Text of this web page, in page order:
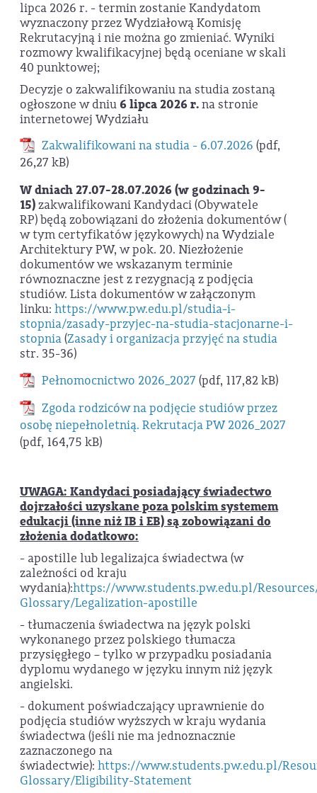
lipca 2026 r. - termin zostanie Kandydatom
wyznaczony przez Wydziałową Komisję
Rekrutacyjną i nie można go zmieniać. Wyniki
rozmowy kwalifikacyjnej będą oceniane w skali
40 punktowej;
Decyzje o zakwalifikowaniu na studia zostaną
ogłoszone w dniu6 lipca 2026 r.na stronie
internetowej Wydziału
Zakwalifikowani na studia - 6.07.2026 (pdf,
26,27 kB)
W dniach 27.07-28.07.2026 (w godzinach 9-
15)zakwalifikowani Kandydaci (Obywatele
RP) będą zobowiązani do złożenia dokumentów (
w tym certyfikatów językowych) na Wydziale
Architektury PW, w pok. 20. Niezłożenie
dokumentów we wskazanym terminie
równoznaczne jest z rezygnacją z podjęcia
studiów. Lista dokumentów w załączonym
linku: https://www.pw.edu.pl/studia-i-
stopnia/zasady-przyjec-na-studia-stacjonarne-i-
stopnia(Zasady i organizacja przyjęć na studia
str. 35-36)
Pełnomocnictwo 2026_2027 (pdf, 117,82 kB)
Zgoda rodziców na podjęcie studiów przez
osobę niepełnoletnią. Rekrutacja PW 2026_2027
(pdf, 164,75 kB)
UWAGA: Kandydaci posiadający świadectwo
dojrzałości uzyskane poza polskim systemem
edukacji (inne niż IB i EB) są zobowiązani do
złożenia dodatkowo:
- apostille lub legalizajca świadectwa (w
zależności od kraju
wydania):https://www.students.pw.edu.pl/
Glossary/Legalization-apostille
- tłumaczenia świadectwa na język polski
wykonanego przez polskiego tłumacza
przysięgłego – tylko w przypadku posiadania
dyplomu wydanego w języku innym niż język
angielski.
- dokument poświadczający uprawnienie do
podjęcia studiów wyższych w kraju wydania
świadectwa (jeśli nie ma jednoznacznie
zaznaczonego na
świadectwie): https://www.students.pw.edu.pl/
Glossary/Eligibility-Statement